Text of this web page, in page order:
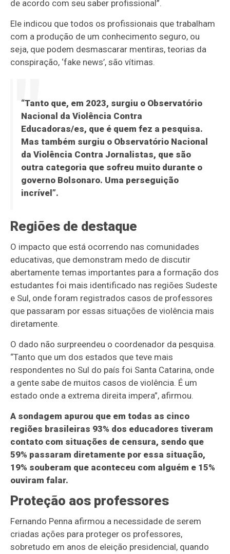
de acordo com seu saber profissional”.
Ele indicou que todos os profissionais que trabalham
com a produção de um conhecimento seguro, ou
seja, que podem desmascarar mentiras, teorias da
conspiração, ‘fake news’, são vítimas.
“Tanto que, em 2023, surgiu o Observatório
Nacional da Violência Contra
Educadoras/es, que é quem fez a pesquisa.
Mas também surgiu o Observatório Nacional
da Violência Contra Jornalistas, que são
outra categoria que sofreu muito durante o
governo Bolsonaro. Uma perseguição
incrível”.
Regiões de destaque
O impacto que está ocorrendo nas comunidades
educativas, que demonstram medo de discutir
abertamente temas importantes para a formação dos
estudantes foi mais identificado nas regiões Sudeste
e Sul, onde foram registrados casos de professores
que passaram por essas situações de violência mais
diretamente.
O dado não surpreendeu o coordenador da pesquisa.
“Tanto que um dos estados que teve mais
respondentes no Sul do país foi Santa Catarina, onde
a gente sabe de muitos casos de violência. É um
estado onde a extrema direita impera”, afirmou.
A sondagem apurou que em todas as cinco
regiões brasileiras 93% dos educadores tiveram
contato com situações de censura, sendo que
59% passaram diretamente por essa situação,
19% souberam que aconteceu com alguém e 15%
ouviram falar.
Proteção aos professores
Fernando Penna afirmou a necessidade de serem
criadas ações para proteger os professores,
sobretudo em anos de eleição presidencial, quando